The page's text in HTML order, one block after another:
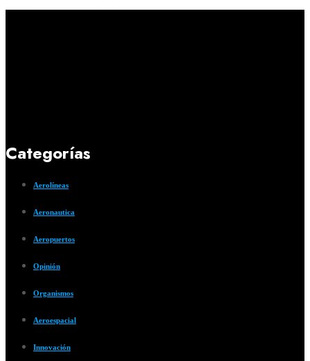
Categorías
Aerolíneas
Aeronautica
Aeropuertos
Opinión
Organismos
Aeroespacial
Innovación